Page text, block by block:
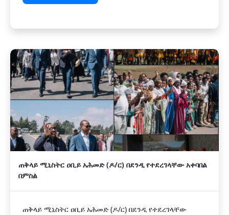
ጠቅላይ ሚኒስትር ዐቢይ አሕመድ (ዶ/ር) በደንዲ የተደረገላቸው አቀባበል
በምስል
ጠቅላይ ሚኒስትር ዐቢይ አሕመድ (ዶ/ር) በደንዲ የተደረገላቸው